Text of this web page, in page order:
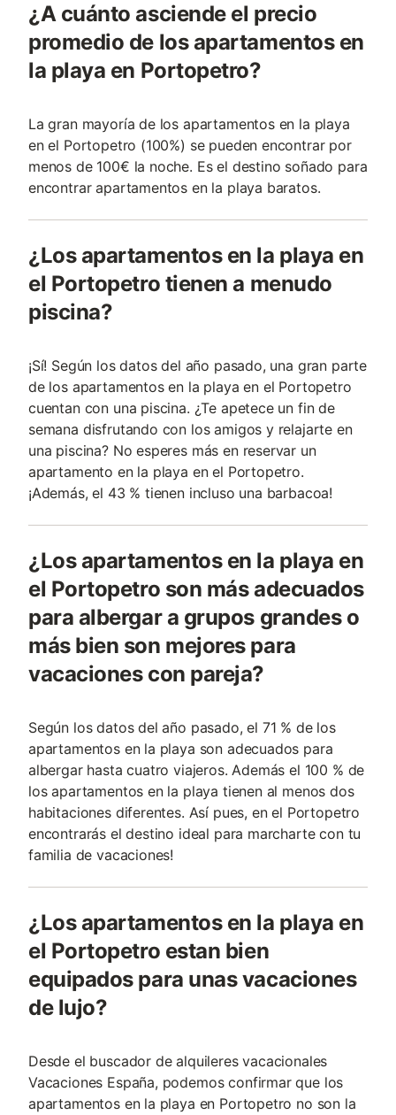
¿A cuánto asciende el precio
promedio de los apartamentos en
la playa en Portopetro?
La gran mayoría de los apartamentos en la playa
en el Portopetro (100%) se pueden encontrar por
menos de 100€ la noche. Es el destino soñado para
encontrar apartamentos en la playa baratos.
¿Los apartamentos en la playa en
el Portopetro tienen a menudo
piscina?
¡Sí! Según los datos del año pasado, una gran parte
de los apartamentos en la playa en el Portopetro
cuentan con una piscina. ¿Te apetece un fin de
semana disfrutando con los amigos y relajarte en
una piscina? No esperes más en reservar un
apartamento en la playa en el Portopetro.
¡Además, el 43 % tienen incluso una barbacoa!
¿Los apartamentos en la playa en
el Portopetro son más adecuados
para albergar a grupos grandes o
más bien son mejores para
vacaciones con pareja?
Según los datos del año pasado, el 71 % de los
apartamentos en la playa son adecuados para
albergar hasta cuatro viajeros. Además el 100 % de
los apartamentos en la playa tienen al menos dos
habitaciones diferentes. Así pues, en el Portopetro
encontrarás el destino ideal para marcharte con tu
familia de vacaciones!
¿Los apartamentos en la playa en
el Portopetro estan bien
equipados para unas vacaciones
de lujo?
Desde el buscador de alquileres vacacionales
Vacaciones España, podemos confirmar que los
apartamentos en la playa en Portopetro no son la